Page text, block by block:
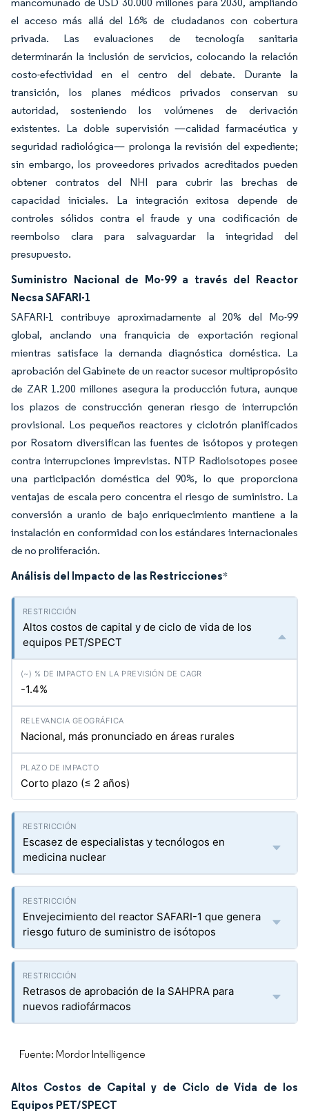
el acceso más allá del 16% de ciudadanos con cobertura
privada. Las evaluaciones de tecnología sanitaria
determinarán la inclusión de servicios, colocando la relación
costo-efectividad en el centro del debate. Durante la
transición, los planes médicos privados conservan su
autoridad, sosteniendo los volúmenes de derivación
existentes. La doble supervisión —calidad farmacéutica y
seguridad radiológica— prolonga la revisión del expediente;
sin embargo, los proveedores privados acreditados pueden
obtener contratos del NHI para cubrir las brechas de
capacidad iniciales. La integración exitosa depende de
controles sólidos contra el fraude y una codificación de
reembolso clara para salvaguardar la integridad del
presupuesto.
Suministro Nacional de Mo-99 a través del Reactor
Necsa SAFARI-1
SAFARI-1 contribuye aproximadamente al 20% del Mo-99
global, anclando una franquicia de exportación regional
mientras satisface la demanda diagnóstica doméstica. La
aprobación del Gabinete de un reactor sucesor multipropósito
de ZAR 1.200 millones asegura la producción futura, aunque
los plazos de construcción generan riesgo de interrupción
provisional. Los pequeños reactores y ciclotrón planificados
por Rosatom diversifican las fuentes de isótopos y protegen
contra interrupciones imprevistas. NTP Radioisotopes posee
una participación doméstica del 90%, lo que proporciona
ventajas de escala pero concentra el riesgo de suministro. La
conversión a uranio de bajo enriquecimiento mantiene a la
instalación en conformidad con los estándares internacionales
de no proliferación.
Análisis del Impacto de las Restricciones*
Altos costos de capital y de ciclo de vida de los
equipos PET/SPECT
-1.4%
Nacional, más pronunciado en áreas rurales
Corto plazo (≤ 2 años)
Escasez de especialistas y tecnólogos en
medicina nuclear
Envejecimiento del reactor SAFARI-1 que genera
riesgo futuro de suministro de isótopos
Retrasos de aprobación de la SAHPRA para
nuevos radiofármacos
Fuente: Mordor Intelligence
Altos Costos de Capital y de Ciclo de Vida de los
Equipos PET/SPECT